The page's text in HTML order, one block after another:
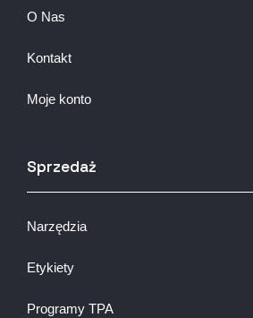
O Nas
Kontakt
Moje konto
Sprzedaż
Narzędzia
Etykiety
Programy TPA